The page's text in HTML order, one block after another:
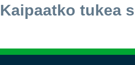
Kaipaatko tukea